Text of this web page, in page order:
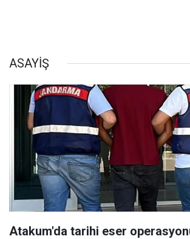
ASAYİŞ
Atakum'da tarihi eser